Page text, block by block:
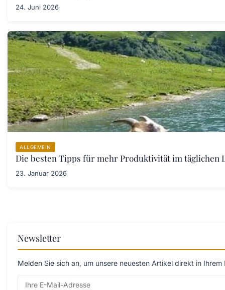
24. Juni 2026
ALLGEMEIN
Die besten Tipps für mehr Produktivität im täglichen
23. Januar 2026
Newsletter
Melden Sie sich an, um unsere neuesten Artikel direkt in